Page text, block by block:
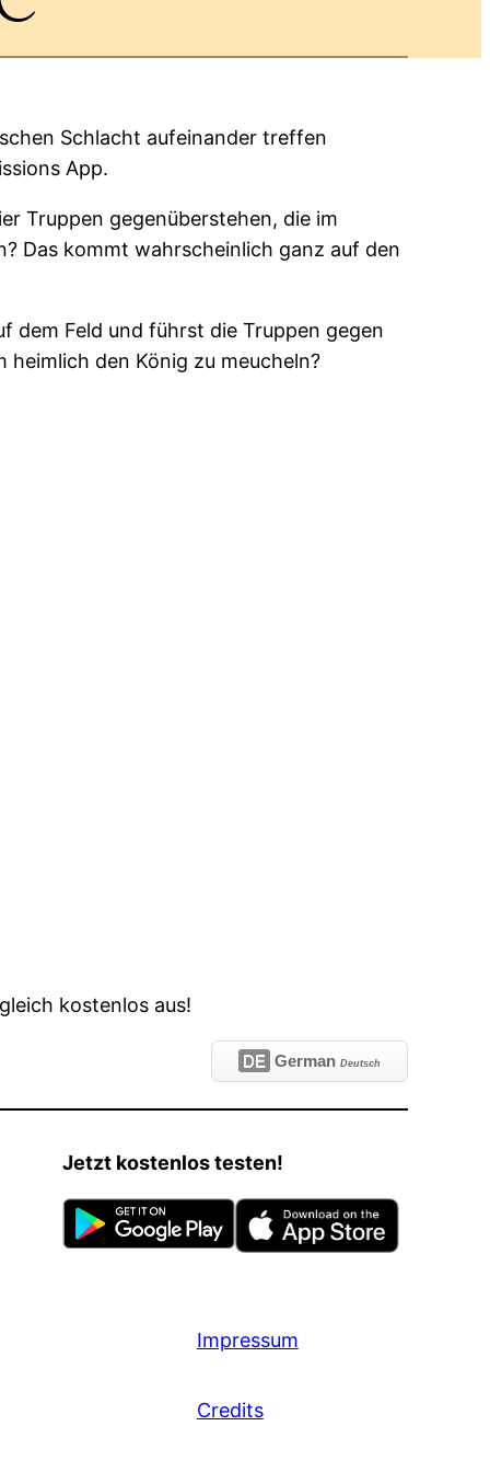
Schlacht aufeinander treffen
App.
Truppen gegenüberstehen, die im
Das kommt wahrscheinlich ganz auf den
dem Feld und führst die Truppen gegen
den König zu meucheln?
kostenlos aus!
DE German Deutsch
Jetzt kostenlos testen!
Impressum
Credits